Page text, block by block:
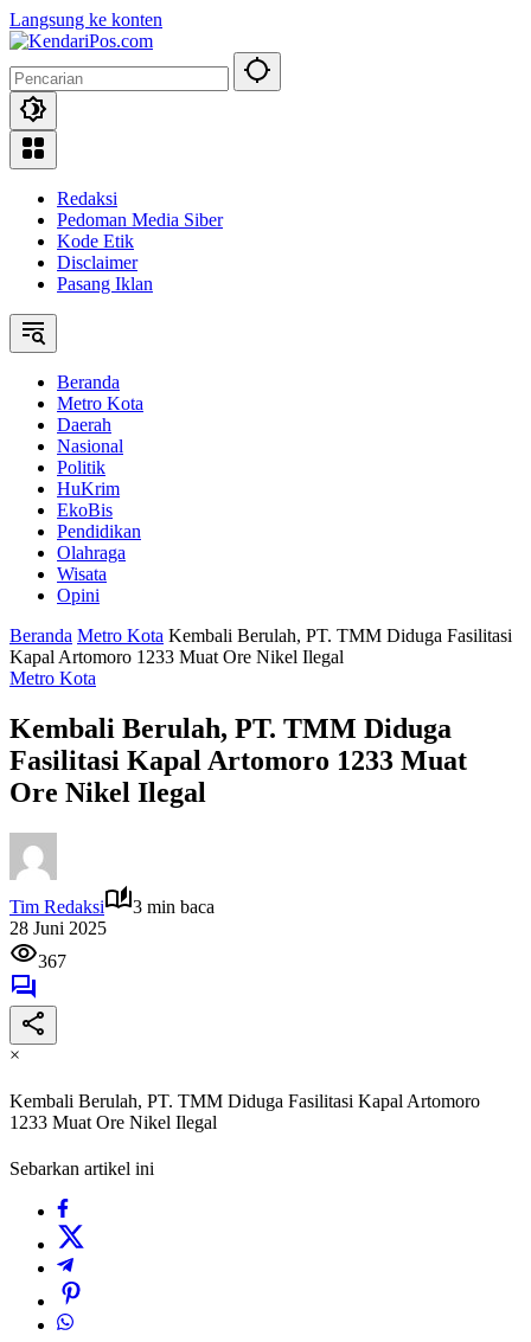
Langsung ke konten
Redaksi
Pedoman Media Siber
Kode Etik
Disclaimer
Pasang Iklan
Beranda
Metro Kota
Daerah
Nasional
Politik
HuKrim
EkoBis
Pendidikan
Olahraga
Wisata
Opini
Beranda Metro Kota Kembali Berulah, PT. TMM Diduga Fasilitasi
Kapal Artomoro 1233 Muat Ore Nikel Ilegal
Metro Kota
Kembali Berulah, PT. TMM Diduga
Fasilitasi Kapal Artomoro 1233 Muat
Ore Nikel Ilegal
Tim Redaksi
3 min baca
28 Juni 2025
367
×
Kembali Berulah, PT. TMM Diduga Fasilitasi Kapal Artomoro
1233 Muat Ore Nikel Ilegal
Sebarkan artikel ini